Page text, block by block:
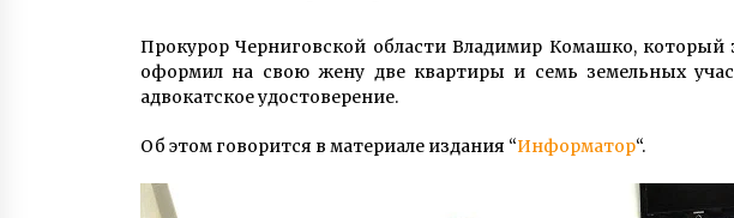
6 років ago
Локації Євробачення відчистять
від реклами
9 років ago
Прокурор Черниговской области Владимир Комашко, который
оформил на свою жену две квартиры и семь земельных
адвокатское удостоверение.
Об этом говорится в материале издания “Информатор“.